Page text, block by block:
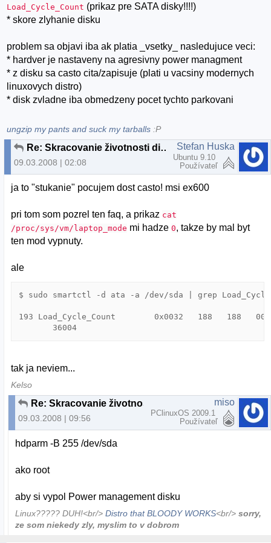
Load_Cycle_Count (prikaz pre SATA disky!!!!)
* skore zlyhanie disku
problem sa objavi iba ak platia _vsetky_ nasledujuce veci:
* hardver je nastaveny na agresivny power managment
* z disku sa casto cita/zapisuje (plati u vacsiny modernych
linuxovych distro)
* disk zvladne iba obmedzeny pocet tychto parkovani
ungzip my pants and suck my tarballs :P
Re: Skracovanie životnosti diskov v Ubuntu
09.03.2008 | 02:08
Stefan Huska
Ubuntu 9.10
Používateľ
ja to "stukanie" pocujem dost casto! msi ex600
pri tom som pozrel ten faq, a prikaz cat
/proc/sys/vm/laptop_mode mi hadze0, takze by mal byt
ten mod vypnuty.
ale
$ sudo smartctl -d ata -a /dev/sda | grep
193 Load_Cycle_Count        0x0032   188   188
       36004
tak ja neviem...
Kelso
09.03.2008 | 09:56
miso
PClinuxOS 2009.1
Používateľ
hdparm -B 255 /dev/sda
ako root
aby si vypol Power management disku
Linux????? DUH!<br/>Distro that BLOODY WORKS<br/>sorry,
ze som niekedy zly, myslim to v dobrom